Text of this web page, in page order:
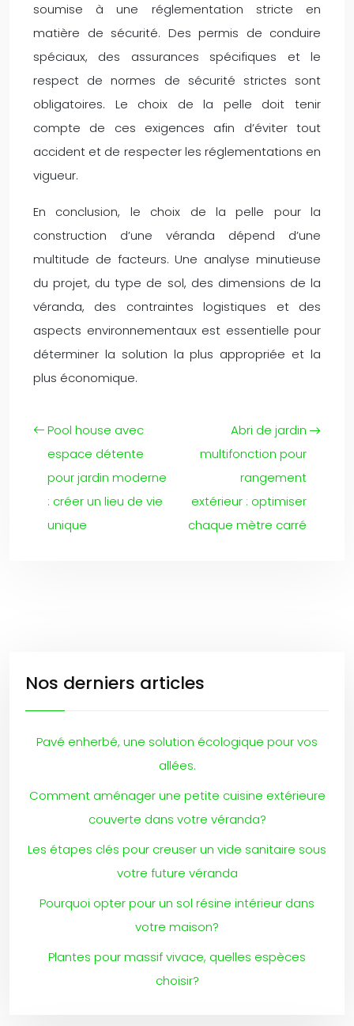
soumise à une réglementation stricte en
matière de sécurité. Des permis de conduire
spéciaux, des assurances spécifiques et le
respect de normes de sécurité strictes sont
obligatoires. Le choix de la pelle doit tenir
compte de ces exigences afin d’éviter tout
accident et de respecter les réglementations en
vigueur.
En conclusion, le choix de la pelle pour la
construction d’une véranda dépend d’une
multitude de facteurs. Une analyse minutieuse
du projet, du type de sol, des dimensions de la
véranda, des contraintes logistiques et des
aspects environnementaux est essentielle pour
déterminer la solution la plus appropriée et la
plus économique.
Pool house avec
espace détente
pour jardin moderne
: créer un lieu de vie
unique
Abri de jardin
multifonction pour
rangement
extérieur : optimiser
chaque mètre carré
Nos derniers articles
Pavé enherbé, une solution écologique pour vos
allées.
Comment aménager une petite cuisine extérieure
couverte dans votre véranda?
Les étapes clés pour creuser un vide sanitaire sous
votre future véranda
Pourquoi opter pour un sol résine intérieur dans
votre maison?
Plantes pour massif vivace, quelles espèces
choisir?